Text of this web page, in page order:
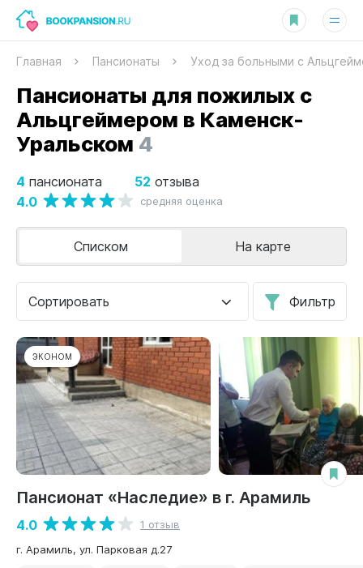
Главная Пансионаты Уход за больными с
Пансионаты для пожилых с
Альцгеймером в Каменск-
Уральском 4
4 пансионата 52 отзыва
4.0 средняя оценка
Сортировать Фильтр
Списком На карте
ЭКОНОМ
Пансионат «Наследие» в г. Арамиль
4.0
1 отзыв
г. Арамиль, ул. Парковая д.27